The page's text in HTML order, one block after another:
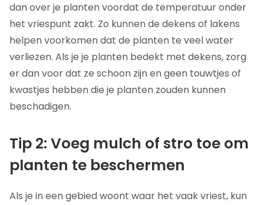
dan over je planten voordat de temperatuur onder
het vriespunt zakt. Zo kunnen de dekens of lakens
helpen voorkomen dat de planten te veel water
verliezen. Als je je planten bedekt met dekens, zorg
er dan voor dat ze schoon zijn en geen touwtjes of
kwastjes hebben die je planten zouden kunnen
beschadigen.
Tip 2: Voeg mulch of stro toe om
planten te beschermen
Als je in een gebied woont waar het vaak vriest, kun